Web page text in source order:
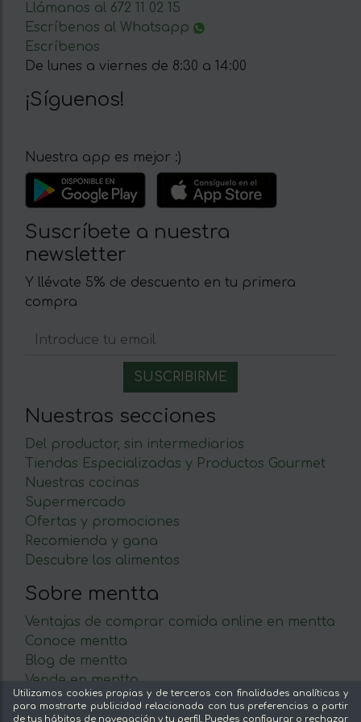
Llámanos al 672 11 02 15
Escríbenos al Whatsapp
Escríbenos
De lunes a viernes de 8:30 a 14:00
¡Síguenos!
Nuestra app es mejor :)
Suscríbete a nuestra
newsletter
Y llévate 5% de descuento en tu primera
compra
Nuestras secciones
Del productor, sin intermediarios
Tiendas Especializadas y Productos Gourmet
Nuestras cocinas
Supermercado
Ofertas y promociones
Recomienda y gana
Descubre los alimentos
Sobre mentta
Ventajas de comprar comida online en mentta
Conoce mentta
Blog de mentta
Vende en mentta
Fidelización
Preguntas frecuentes
Utilizamos cookies propias y de terceros con finalidades analíticas y
para mostrarte publicidad relacionada con tus preferencias a partir
de tus hábitos de navegación y tu perfil. Puedes configurar o rechazar